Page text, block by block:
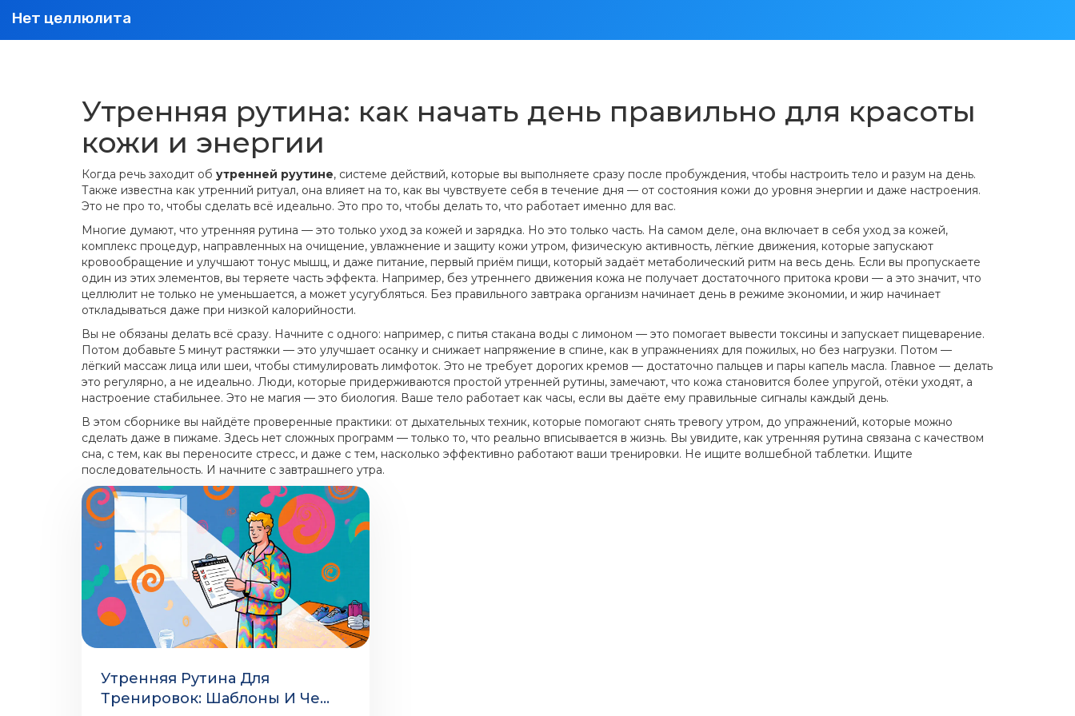
Нет целлюлита
Утренняя рутина: как начать день правильно для красоты
кожи и энергии
Когда речь заходит об утренней руутине, системе действий, которые вы выполняете сразу после пробуждения, чтобы настроить тело и разум на день.
Также известна как утренний ритуал, она влияет на то, как вы чувствуете себя в течение дня — от состояния кожи до уровня энергии и даже настроения.
Это не про то, чтобы сделать всё идеально. Это про то, чтобы делать то, что работает именно для вас.
Многие думают, что утренняя рутина — это только уход за кожей и зарядка. Но это только часть. На самом деле, она включает в себя уход за кожей,
комплекс процедур, направленных на очищение, увлажнение и защиту кожи утром, физическую активность, лёгкие движения, которые запускают
кровообращение и улучшают тонус мышц, и даже питание, первый приём пищи, который задаёт метаболический ритм на весь день. Если вы пропускаете
один из этих элементов, вы теряете часть эффекта. Например, без утреннего движения кожа не получает достаточного притока крови — а это значит, что
целлюлит не только не уменьшается, а может усугубляться. Без правильного завтрака организм начинает день в режиме экономии, и жир начинает
откладываться даже при низкой калорийности.
Вы не обязаны делать всё сразу. Начните с одного: например, с питья стакана воды с лимоном — это помогает вывести токсины и запускает пищеварение.
Потом добавьте 5 минут растяжки — это улучшает осанку и снижает напряжение в спине, как в упражнениях для пожилых, но без нагрузки. Потом —
лёгкий массаж лица или шеи, чтобы стимулировать лимфоток. Это не требует дорогих кремов — достаточно пальцев и пары капель масла. Главное — делать
это регулярно, а не идеально. Люди, которые придерживаются простой утренней рутины, замечают, что кожа становится более упругой, отёки уходят, а
настроение стабильнее. Это не магия — это биология. Ваше тело работает как часы, если вы даёте ему правильные сигналы каждый день.
В этом сборнике вы найдёте проверенные практики: от дыхательных техник, которые помогают снять тревогу утром, до упражнений, которые можно
сделать даже в пижаме. Здесь нет сложных программ — только то, что реально вписывается в жизнь. Вы увидите, как утренняя рутина связана с качеством
сна, с тем, как вы переносите стресс, и даже с тем, насколько эффективно работают ваши тренировки. Не ищите волшебной таблетки. Ищите
последовательность. И начните с завтрашнего утра.
Утренняя Рутина Для
Тренировок: Шаблоны И Чек-